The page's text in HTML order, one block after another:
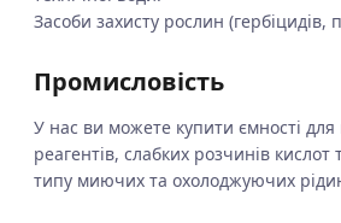
Засоби захисту рослин (гербіцидів,
Промисловість
У нас ви можете купити ємності для
реагентів, слабких розчинів кислот
типу миючих та охолоджуючих